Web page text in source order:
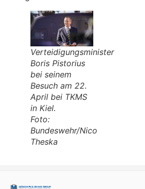
Verteidigungsminister
Boris Pistorius
bei seinem
Besuch am 22.
April bei TKMS
in Kiel.
Foto:
Bundeswehr/Nico
Theska